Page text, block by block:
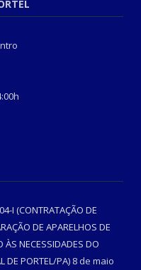
I (CONTRATAÇÃO DE
DE APARELHOS DE
ÀS NECESSIDADES DO
DE PORTEL/PA) 8 de maio